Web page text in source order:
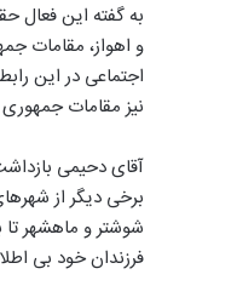
به گفته این فعال
و اهواز، مقامات
اجتماعی در این
نیز مقامات
برخی دیگر از
شوشتر و ماهشهر تا
فرزندان خود بی